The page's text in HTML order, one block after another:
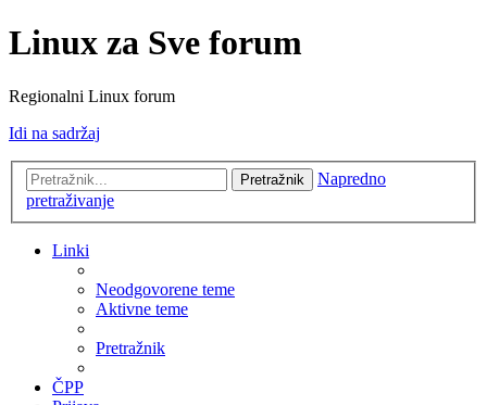
Linux za Sve forum
Regionalni Linux forum
Idi na sadržaj
Pretražnik
Napredno
pretraživanje
Linki
Neodgovorene teme
Aktivne teme
Pretražnik
ČPP